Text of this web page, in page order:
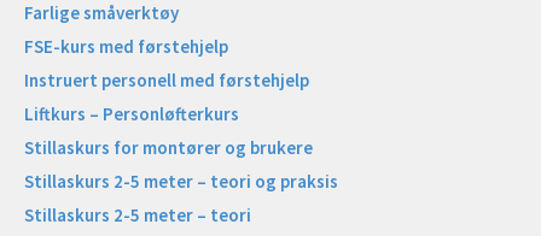
Farlige småverktøy
FSE-kurs med førstehjelp
Instruert personell med førstehjelp
Liftkurs – Personløfterkurs
Stillaskurs for montører og brukere
Stillaskurs 2-5 meter – teori og praksis
Stillaskurs 2-5 meter – teori